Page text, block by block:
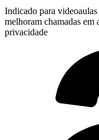
Indicado para
melhoram chamadas em
privacidade